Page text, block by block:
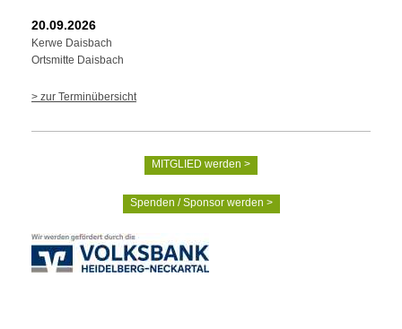
20.09.2026
Kerwe Daisbach
Ortsmitte Daisbach
> zur Terminübersicht
MITGLIED werden >
Spenden / Sponsor werden >